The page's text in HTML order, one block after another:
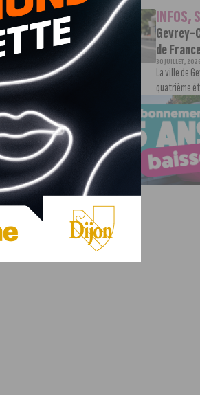
42 % des
INFOS,
Gevrey-
de
30 JUILLET, 2026
La ville de
quatrième